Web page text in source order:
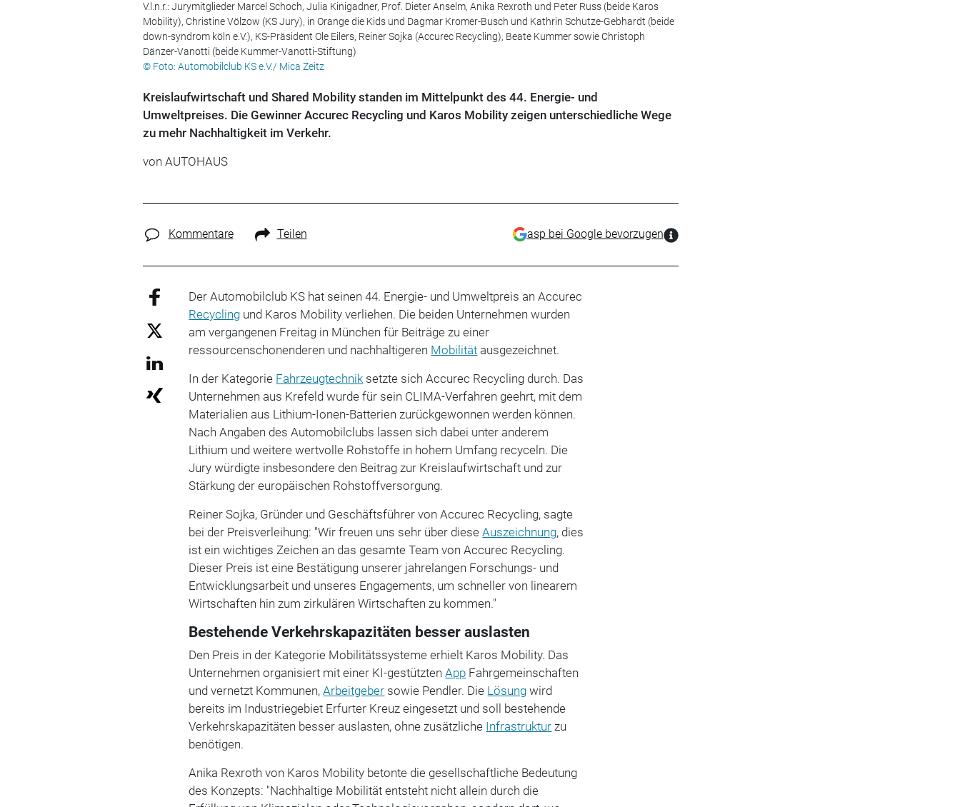
V.l.n.r.: Jurymitglieder Marcel Schoch, Julia Kinigadner, Prof. Dieter Anselm, Anika Rexroth und Peter Russ (beide Karos
Mobility), Christine Völzow (KS Jury), in Orange die Kids und Dagmar Kromer-Busch und Kathrin Schutze-Gebhardt (beide
down-syndrom köln e.V.), KS-Präsident Ole Eilers, Reiner Sojka (Accurec Recycling), Beate Kummer sowie Christoph
Dänzer-Vanotti (beide Kummer-Vanotti-Stiftung)
© Foto: Automobilclub KS e.V./ Mica Zeitz
Kreislaufwirtschaft und Shared Mobility standen im Mittelpunkt des 44. Energie- und
Umweltpreises. Die Gewinner Accurec Recycling und Karos Mobility zeigen unterschiedliche Wege
zu mehr Nachhaltigkeit im Verkehr.
von AUTOHAUS
Kommentare Teilen asp bei Google bevorzugen
Der Automobilclub KS hat seinen 44. Energie- und Umweltpreis an Accurec
Recycling und Karos Mobility verliehen. Die beiden Unternehmen wurden
am vergangenen Freitag in München für Beiträge zu einer
ressourcenschonenderen und nachhaltigeren Mobilität ausgezeichnet.
In der Kategorie Fahrzeugtechnik setzte sich Accurec Recycling durch. Das
Unternehmen aus Krefeld wurde für sein CLIMA-Verfahren geehrt, mit dem
Materialien aus Lithium-Ionen-Batterien zurückgewonnen werden können.
Nach Angaben des Automobilclubs lassen sich dabei unter anderem
Lithium und weitere wertvolle Rohstoffe in hohem Umfang recyceln. Die
Jury würdigte insbesondere den Beitrag zur Kreislaufwirtschaft und zur
Stärkung der europäischen Rohstoffversorgung.
Reiner Sojka, Gründer und Geschäftsführer von Accurec Recycling, sagte
bei der Preisverleihung: "Wir freuen uns sehr über dieseAuszeichnung, dies
ist ein wichtiges Zeichen an das gesamte Team von Accurec Recycling.
Dieser Preis ist eine Bestätigung unserer jahrelangen Forschungs- und
Entwicklungsarbeit und unseres Engagements, um schneller von linearem
Wirtschaften hin zum zirkulären Wirtschaften zu kommen."
Bestehende Verkehrskapazitäten besser auslasten
Den Preis in der Kategorie Mobilitätssysteme erhielt Karos Mobility. Das
Unternehmen organisiert mit einer KI-gestütztenApp Fahrgemeinschaften
und vernetzt Kommunen,Arbeitgeber sowie Pendler. Die Lösung wird
bereits im Industriegebiet Erfurter Kreuz eingesetzt und soll bestehende
Verkehrskapazitäten besser auslasten, ohne zusätzliche Infrastruktur zu
benötigen.
Anika Rexroth von Karos Mobility betonte die gesellschaftliche Bedeutung
des Konzepts: "Nachhaltige Mobilität entsteht nicht allein durch die